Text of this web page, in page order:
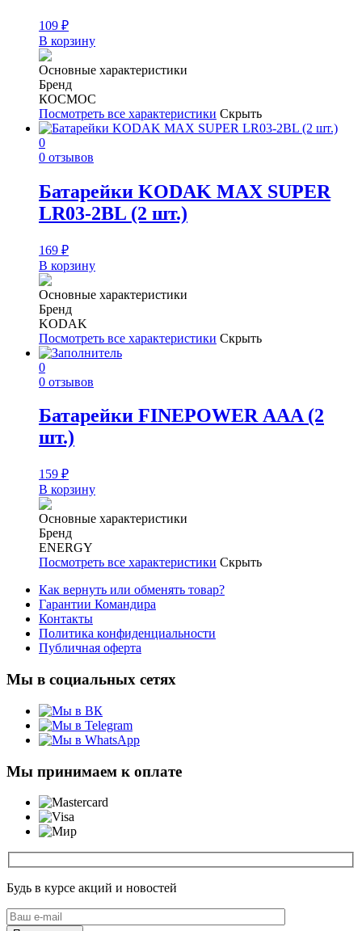
109 ₽
В корзину
Основные характеристики
Бренд
КОСМОС
Посмотреть все характеристики Скрыть
0
0 отзывов
Батарейки KODAK MAX SUPER
LR03-2BL (2 шт.)
169 ₽
В корзину
Основные характеристики
Бренд
KODAK
Посмотреть все характеристики Скрыть
0
0 отзывов
Батарейки FINEPOWER ААA (2
шт.)
159 ₽
В корзину
Основные характеристики
Бренд
ENERGY
Посмотреть все характеристики Скрыть
Как вернуть или обменять товар?
Гарантии Командира
Контакты
Политика конфиденциальности
Публичная оферта
Мы в социальных сетях
Мы принимаем к оплате
Будь в курсе акций и новостей